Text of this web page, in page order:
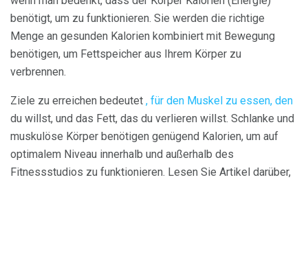
benötigt, um zu funktionieren. Sie werden die richtige
Menge an gesunden Kalorien kombiniert mit Bewegung
benötigen, um Fettspeicher aus Ihrem Körper zu
verbrennen.
Ziele zu erreichen bedeutet , für den Muskel zu essen, den
du willst, und das Fett, das du verlieren willst. Schlanke und
muskulöse Körper benötigen genügend Kalorien, um auf
optimalem Niveau innerhalb und außerhalb des
Fitnessstudios zu funktionieren. Lesen Sie Artikel darüber,